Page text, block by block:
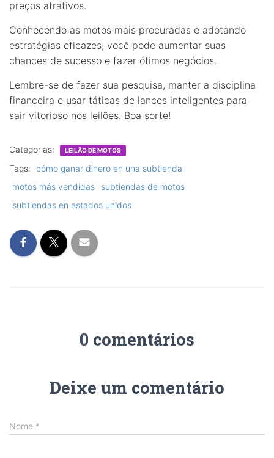
preços atrativos.
Conhecendo as motos mais procuradas e adotando
estratégias eficazes, você pode aumentar suas
chances de sucesso e fazer ótimos negócios.
Lembre-se de fazer sua pesquisa, manter a disciplina
financeira e usar táticas de lances inteligentes para
sair vitorioso nos leilões. Boa sorte!
Categorias: LEILÃO DE MOTOS
Tags: cómo ganar dinero en una subtienda
motos más vendidas
subtiendas de motos
subtiendas en estados unidos
0 comentários
Deixe um comentário
Nome *